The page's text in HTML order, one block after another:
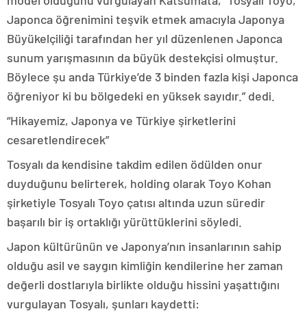
Japonca öğrenimini teşvik etmek amacıyla Japonya
Büyükelçiliği tarafından her yıl düzenlenen Japonca
sunum yarışmasının da büyük destekçisi olmuştur.
Böylece şu anda Türkiye’de 3 binden fazla kişi Japonca
öğreniyor ki bu bölgedeki en yüksek sayıdır.” dedi.
“Hikayemiz, Japonya ve Türkiye şirketlerini
cesaretlendirecek”
Tosyalı da kendisine takdim edilen ödülden onur
duyduğunu belirterek, holding olarak Toyo Kohan
şirketiyle Tosyalı Toyo çatısı altında uzun süredir
başarılı bir iş ortaklığı yürüttüklerini söyledi.
Japon kültürünün ve Japonya’nın insanlarının sahip
olduğu asil ve saygın kimliğin kendilerine her zaman
değerli dostlarıyla birlikte olduğu hissini yaşattığını
vurgulayan Tosyalı, şunları kaydetti: